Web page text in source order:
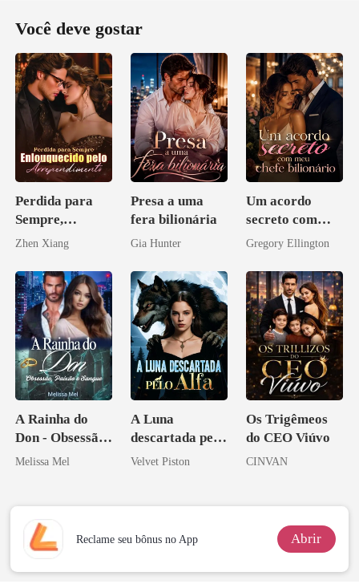
Você deve gostar
Perdida para
Sempre,
Enlouquecido
Arrependiment
o
Zhen Xiang
Presa a uma
fera bilionária
Gia Hunter
Um acordo
secreto com
meu chefe
Gregory Ellington
A Rainha do
Don - Obsessão,
Paixão e Sangue
Melissa Mel
A Luna
descartada pelo
Alfa
Velvet Piston
Os Trigêmeos
do CEO Viúvo
CINVAN
Reclame seu bônus no App Abrir